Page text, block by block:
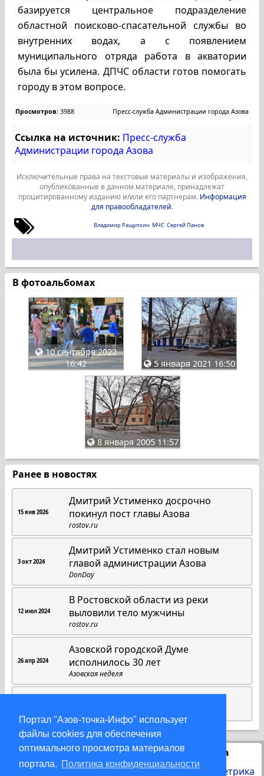
Портал "Азов-точка-Инфо" использует
файлы cookies для обеспечения
оптимального просмотра материалов
портала. Политика конфиденциальности
базируется центральное подразделение
областной поисково-спасательной службы во
внутренних водах, а с появлением
муниципального отряда работа в акватории
была бы усилена. ДПЧС области готов помогать
городу в этом вопросе.
Просмотров: 3988 Пресс-служба Администрации города Азова
Ссылка на источник: Пресс-служба
Администрации города Азова
Исключительные права на текстовые материалы и изображения,
опубликованные в данном материале, принадлежат
процитированному изданию и/или его партнерам. Информация
для правообладателей.
Владимир Ращупкин МЧС Сергей Панов
В фотоальбомах
10 сентября 2022
16:42
5 января 2021 16:50
8 января 2005 11:57
Ранее в новостях
15 янв 2026
Дмитрий Устименко досрочно
покинул пост главы Азова
rostov.ru
3 окт 2024
Дмитрий Устименко стал новым
главой администрации Азова
DonDay
12 июл 2024
В Ростовской области из реки
выловили тело мужчины
rostov.ru
26 апр 2024
Азовской городской Думе
исполнилось 30 лет
Азовская неделя
Статистика